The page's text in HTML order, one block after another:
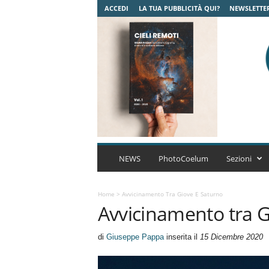
ACCEDI LA TUA PUBBLICITÀ QUI?
C
u
A
r
NEWS PhotoCoelum Sezioni
Home > Avvicinamento Tra Giove E Saturno
Avvicinamento tra
di Giuseppe Pappainserita il 15 Dicembre 2020